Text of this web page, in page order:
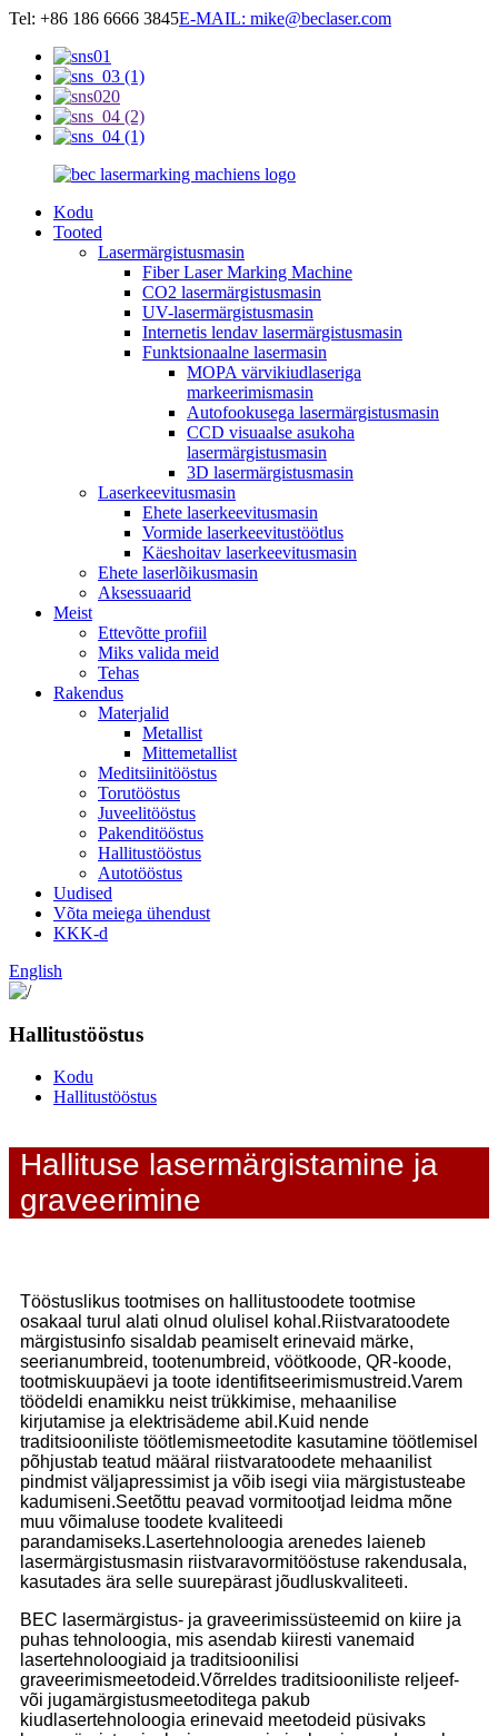
Tel: +86 186 6666 3845E-MAIL: mike@beclaser.com
Kodu
Tooted
Lasermärgistusmasin
Fiber Laser Marking Machine
CO2 lasermärgistusmasin
UV-lasermärgistusmasin
Internetis lendav lasermärgistusmasin
Funktsionaalne lasermasin
MOPA värvikiudlaseriga
markeerimismasin
Autofookusega lasermärgistusmasin
CCD visuaalse asukoha
lasermärgistusmasin
3D lasermärgistusmasin
Laserkeevitusmasin
Ehete laserkeevitusmasin
Vormide laserkeevitustöötlus
Käeshoitav laserkeevitusmasin
Ehete laserlõikusmasin
Aksessuaarid
Meist
Ettevõtte profiil
Miks valida meid
Tehas
Rakendus
Materjalid
Metallist
Mittemetallist
Meditsiinitööstus
Torutööstus
Juveelitööstus
Pakenditööstus
Hallitustööstus
Autotööstus
Uudised
Võta meiega ühendust
KKK-d
English
Hallitustööstus
Kodu
Hallitustööstus
Hallituse lasermärgistamine ja
graveerimine
Tööstuslikus tootmises on hallitustoodete tootmise
osakaal turul alati olnud olulisel kohal.Riistvaratoodete
märgistusinfo sisaldab peamiselt erinevaid märke,
seerianumbreid, tootenumbreid, vöötkoode, QR-koode,
tootmiskuupäevi ja toote identifitseerimismustreid.Varem
töödeldi enamikku neist trükkimise, mehaanilise
kirjutamise ja elektrisädeme abil.Kuid nende
traditsiooniliste töötlemismeetodite kasutamine töötlemisel
põhjustab teatud määral riistvaratoodete mehaanilist
pindmist väljapressimist ja võib isegi viia märgistusteabe
kadumiseni.Seetõttu peavad vormitootjad leidma mõne
muu võimaluse toodete kvaliteedi
parandamiseks.Lasertehnoloogia arenedes laieneb
lasermärgistusmasin riistvaravormitööstuse rakendusala,
kasutades ära selle suurepärast jõudluskvaliteeti.
BEC lasermärgistus- ja graveerimissüsteemid on kiire ja
puhas tehnoloogia, mis asendab kiiresti vanemaid
lasertehnoloogiaid ja traditsioonilisi
graveerimismeetodeid.Võrreldes traditsiooniliste reljeef-
või jugamärgistusmeetoditega pakub
kiudlasertehnoloogia erinevaid meetodeid püsivaks